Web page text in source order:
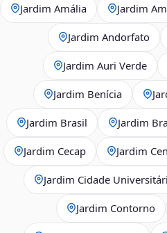
Jardim Amália Jardim
Jardim Andorfato
Jardim Auri Verde
Jardim Benícia
Jardim Brasil Jardim
Jardim Cecap Jardim
Jardim Cidade
Jardim Contorno